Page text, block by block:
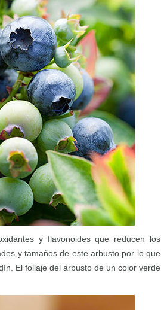
y flavonoides que reducen los
y tamaños de este arbusto por lo que
El follaje del arbusto de un color verde